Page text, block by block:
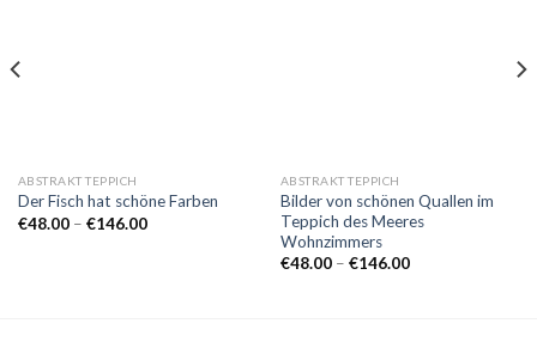
ABSTRAKT TEPPICH
Der Fisch hat schöne Farben
€48.00 – €146.00Preisspanne:
ABSTRAKT TEPPICH
Bilder von schönen Quallen im
Teppich des Meeres
Wohnzimmers
€48.00 – €146.00Preisspanne: